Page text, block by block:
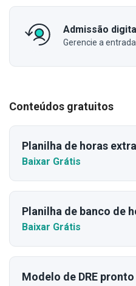
Admissão
Gerencie a
Conteúdos gratuitos
Planilha de horas
Baixar Grátis
Planilha de banco de
Baixar Grátis
Modelo de DRE pronto